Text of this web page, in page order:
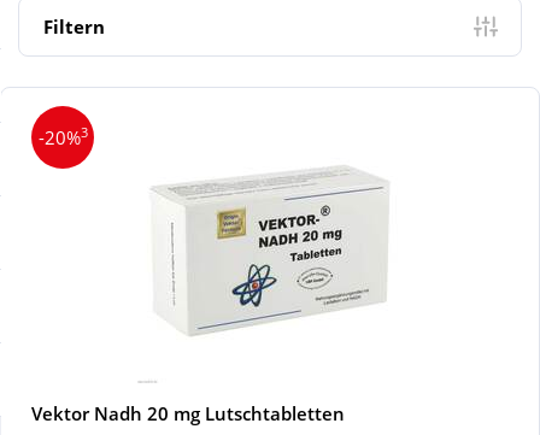
Neuheiten
Sale
Täglich gut versorgt
Diabetes
Körperpflege & Kosmetik
Nahrungsergänzung
Filtern
-20%3
Vektor Nadh 20 mg Lutschtabletten